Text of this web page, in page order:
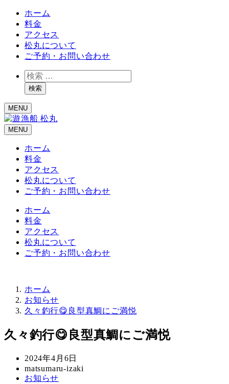
ホーム
料金
アクセス
松丸について
ご予約・お問い合わせ
検
索検索
MENU
MENU
ホーム
料金
アクセス
松丸について
ご予約・お問い合わせ
ホーム
料金
アクセス
松丸について
ご予約・お問い合わせ
ホーム
お知らせ
久々釣行😋良型真鯛にご満悦
久々釣行😋良型真鯛にご満悦
投
稿
日
2024年4月6日
著
者
matsumaru-izaki
カ
お知らせ